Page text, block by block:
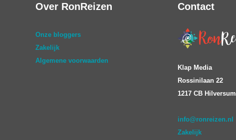
Over RonReizen
Onze bloggers
Zakelijk
Algemene voorwaarden
Contact
Klap Media
Rossinilaan 22
1217 CB Hilversum
info@ronreizen.nl
Zakelijk